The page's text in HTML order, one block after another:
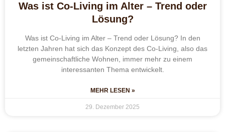
Was ist Co-Living im Alter – Trend oder
Lösung?
Was ist Co-Living im Alter – Trend oder Lösung? In den
letzten Jahren hat sich das Konzept des Co-Living, also das
gemeinschaftliche Wohnen, immer mehr zu einem
interessanten Thema entwickelt.
MEHR LESEN »
29. Dezember 2025